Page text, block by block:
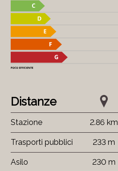
Distanze
Stazione 2.86 km
Trasporti pubblici 233 m
Asilo 230 m